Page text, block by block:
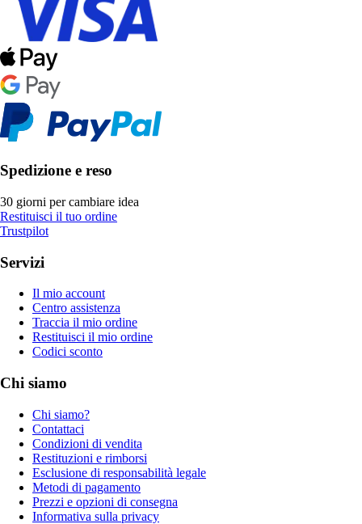
Spedizione e reso
30 giorni per cambiare idea
Restituisci il tuo ordine
Trustpilot
Servizi
Il mio account
Centro assistenza
Traccia il mio ordine
Restituisci il mio ordine
Codici sconto
Chi siamo
Chi siamo?
Contattaci
Condizioni di vendita
Restituzioni e rimborsi
Esclusione di responsabilità legale
Metodi di pagamento
Prezzi e opzioni di consegna
Informativa sulla privacy